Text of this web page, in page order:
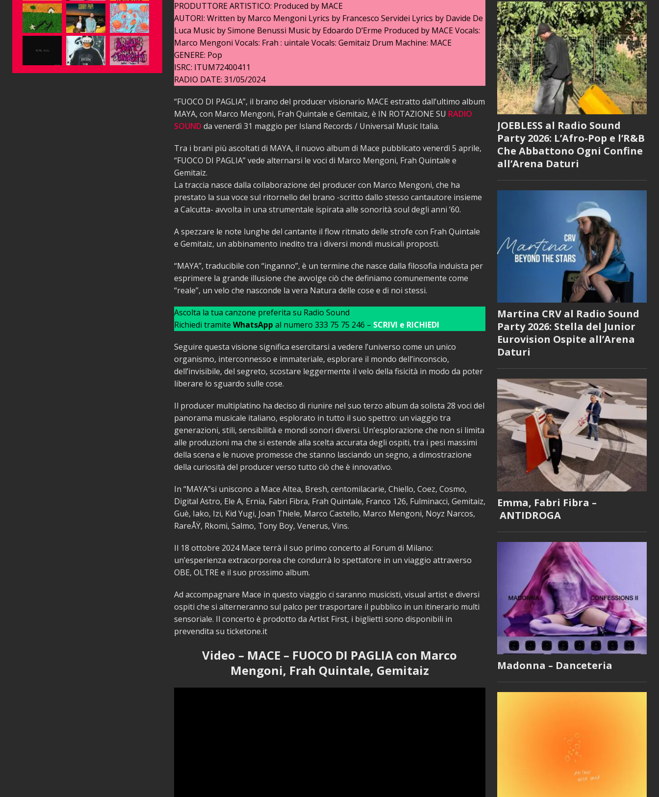
PRODUTTORE ARTISTICO: Produced by MACE
AUTORI: Written by Marco Mengoni Lyrics by Francesco Servidei Lyrics by Davide De
Luca Music by Simone Benussi Music by Edoardo D’Erme Produced by MACE Vocals:
Marco Mengoni Vocals: Frah : uintale Vocals: Gemitaiz Drum Machine: MACE
GENERE: Pop
ISRC: ITUM72400411
RADIO DATE: 31/05/2024
“FUOCO DI PAGLIA”, il brano del producer visionario MACE estratto dall’ultimo album
MAYA, con Marco Mengoni, Frah Quintale e Gemitaiz, è IN ROTAZIONE SU RADIO
SOUND da venerdì 31 maggio per Island Records / Universal Music Italia.
Tra i brani più ascoltati di MAYA, il nuovo album di Mace pubblicato venerdì 5 aprile,
“FUOCO DI PAGLIA” vede alternarsi le voci di Marco Mengoni, Frah Quintale e
Gemitaiz.
La traccia nasce dalla collaborazione del producer con Marco Mengoni, che ha
prestato la sua voce sul ritornello del brano -scritto dallo stesso cantautore insieme
a Calcutta- avvolta in una strumentale ispirata alle sonorità soul degli anni ’60.
A spezzare le note lunghe del cantante il flow ritmato delle strofe con Frah Quintale
e Gemitaiz, un abbinamento inedito tra i diversi mondi musicali proposti.
“MAYA”, traducibile con “inganno”, è un termine che nasce dalla filosofia induista per
esprimere la grande illusione che avvolge ciò che definiamo comunemente come
“reale”, un velo che nasconde la vera Natura delle cose e di noi stessi.
Ascolta la tua canzone preferita su Radio Sound
Richiedi tramite WhatsApp al numero 333 75 75 246 – SCRIVI e RICHIEDI
Seguire questa visione significa esercitarsi a vedere l’universo come un unico
organismo, interconnesso e immateriale, esplorare il mondo dell’inconscio,
dell’invisibile, del segreto, scostare leggermente il velo della fisicità in modo da poter
liberare lo sguardo sulle cose.
Il producer multiplatino ha deciso di riunire nel suo terzo album da solista 28 voci del
panorama musicale italiano, esplorato in tutto il suo spettro: un viaggio tra
generazioni, stili, sensibilità e mondi sonori diversi. Un’esplorazione che non si limita
alle produzioni ma che si estende alla scelta accurata degli ospiti, tra i pesi massimi
della scena e le nuove promesse che stanno lasciando un segno, a dimostrazione
della curiosità del producer verso tutto ciò che è innovativo.
In “MAYA”si uniscono a Mace Altea, Bresh, centomilacarie, Chiello, Coez, Cosmo,
Digital Astro, Ele A, Ernia, Fabri Fibra, Frah Quintale, Franco 126, Fulminacci, Gemitaiz,
Guè, Iako, Izi, Kid Yugi, Joan Thiele, Marco Castello, Marco Mengoni, Noyz Narcos,
RareÅŸ, Rkomi, Salmo, Tony Boy, Venerus, Vins.
Il 18 ottobre 2024 Mace terrà il suo primo concerto al Forum di Milano:
un’esperienza extracorporea che condurrà lo spettatore in un viaggio attraverso
OBE, OLTRE e il suo prossimo album.
Ad accompagnare Mace in questo viaggio ci saranno musicisti, visual artist e diversi
ospiti che si alterneranno sul palco per trasportare il pubblico in un itinerario multi
sensoriale. Il concerto è prodotto da Artist First, i biglietti sono disponibili in
prevendita su ticketone.it
Video – MACE – FUOCO DI PAGLIA con Marco
Mengoni, Frah Quintale, Gemitaiz
JOEBLESS al Radio Sound
Party 2026: L’Afro-Pop e l’R&B
Che Abbattono Ogni Confine
all’Arena Daturi
Martina CRV al Radio Sound
Party 2026: Stella del Junior
Eurovision Ospite all’Arena
Daturi
Emma, Fabri Fibra –
ANTIDROGA
Madonna – Danceteria